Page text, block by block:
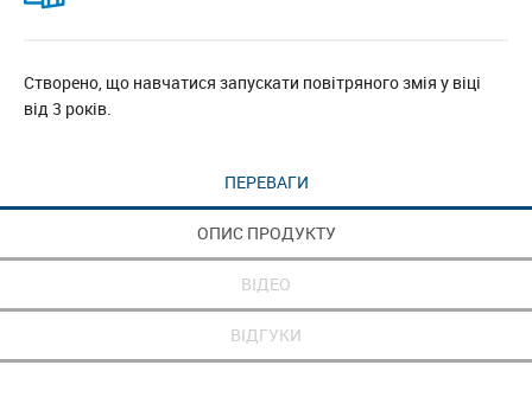
Створено, що навчатися запускати повітряного змія у віці
від 3 років.
ПЕРЕВАГИ
ОПИС ПРОДУКТУ
ВІДЕО
ВІДГУКИ